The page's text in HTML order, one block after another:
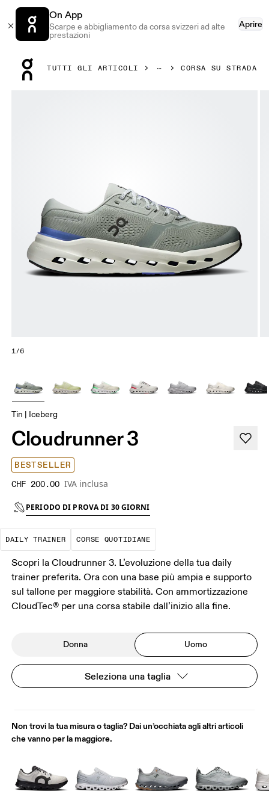
On App
Scarpe e abbigliamento da corsa svizzeri ad alte
prestazioni
Aprire
TUTTI GLI ARTICOLI CORSA SU STRADA
1/6
Tin | Iceberg
Cloudrunner 3
BESTSELLER
CHF 200.00 IVA inclusa
PERIODO DI PROVA DI 30 GIORNI
DAILY TRAINER
La scarpa con cui corri di più. Deve
CORSE QUOTIDIANE
Corse a ritmo costante e
Scopri la Cloudrunner 3. L’evoluzione della tua daily
trainer preferita. Ora con una base più ampia e supporto
sul tallone per maggiore stabilità. Con ammortizzazione
CloudTec® per una corsa stabile dall’inizio alla fine.
Donna Uomo
Seleziona una taglia
Non trovi la tua misura o taglia? Dai un’occhiata agli altri articoli
che vanno per la maggiore.